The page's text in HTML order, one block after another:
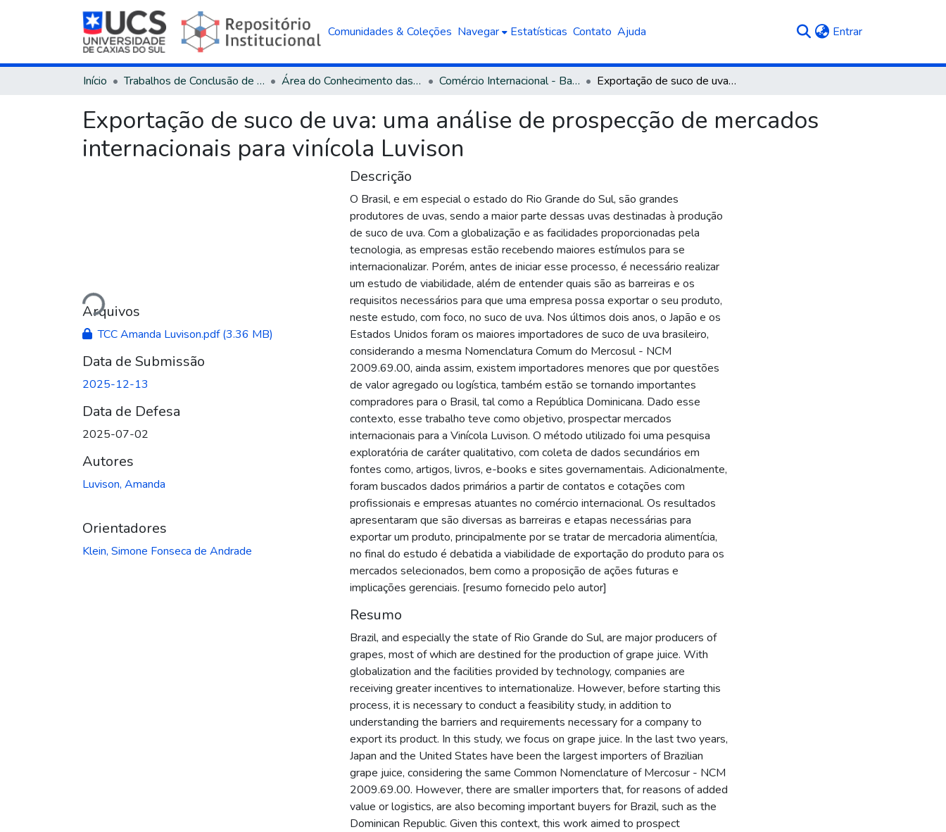
Comunidades & Coleções Navegar Estatísticas Contato Ajuda Entrar(current)
Início Trabalhos de Conclusão de Curso Área do Conhecimento das Ciências Sociais Aplicadas Comércio Internacional - Bacharelado Exportação de suco de uva: uma análise de prospecção de mercados internacionais para vinícola Luvison
Exportação de suco de uva: uma análise de prospecção de mercados
internacionais para vinícola Luvison
Carregando...
Arquivos
TCC Amanda Luvison.pdf(3.36 MB)
Data de Submissão
2025-12-13
Data de Defesa
2025-07-02
Autores
Luvison, Amanda
Orientadores
Klein, Simone Fonseca de Andrade
Descrição
O Brasil, e em especial o estado do Rio Grande do Sul, são grandes
produtores de uvas, sendo a maior parte dessas uvas destinadas à produção
de suco de uva. Com a globalização e as facilidades proporcionadas pela
tecnologia, as empresas estão recebendo maiores estímulos para se
internacionalizar. Porém, antes de iniciar esse processo, é necessário realizar
um estudo de viabilidade, além de entender quais são as barreiras e os
requisitos necessários para que uma empresa possa exportar o seu produto,
neste estudo, com foco, no suco de uva. Nos últimos dois anos, o Japão e os
Estados Unidos foram os maiores importadores de suco de uva brasileiro,
considerando a mesma Nomenclatura Comum do Mercosul - NCM
2009.69.00, ainda assim, existem importadores menores que por questões
de valor agregado ou logística, também estão se tornando importantes
compradores para o Brasil, tal como a República Dominicana. Dado esse
contexto, esse trabalho teve como objetivo, prospectar mercados
internacionais para a Vinícola Luvison. O método utilizado foi uma pesquisa
exploratória de caráter qualitativo, com coleta de dados secundários em
fontes como, artigos, livros, e-books e sites governamentais. Adicionalmente,
foram buscados dados primários a partir de contatos e cotações com
profissionais e empresas atuantes no comércio internacional. Os resultados
apresentaram que são diversas as barreiras e etapas necessárias para
exportar um produto, principalmente por se tratar de mercadoria alimentícia,
no final do estudo é debatida a viabilidade de exportação do produto para os
mercados selecionados, bem como a proposição de ações futuras e
implicações gerenciais. [resumo fornecido pelo autor]
Resumo
Brazil, and especially the state of Rio Grande do Sul, are major producers of
grapes, most of which are destined for the production of grape juice. With
globalization and the facilities provided by technology, companies are
receiving greater incentives to internationalize. However, before starting this
process, it is necessary to conduct a feasibility study, in addition to
understanding the barriers and requirements necessary for a company to
export its product. In this study, we focus on grape juice. In the last two years,
Japan and the United States have been the largest importers of Brazilian
grape juice, considering the same Common Nomenclature of Mercosur - NCM
2009.69.00. However, there are smaller importers that, for reasons of added
value or logistics, are also becoming important buyers for Brazil, such as the
Dominican Republic. Given this context, this work aimed to prospect